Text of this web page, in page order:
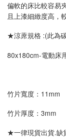
偏軟的床比較容易
且上漆細緻度高，
★涼蓆規格 :(此為
80x180cm-電動床
竹片寬度：11mm
竹片厚度：3mm
★一律現貨出貨.缺